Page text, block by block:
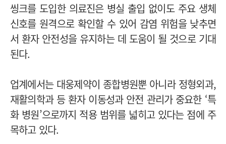
씽크를 도입한 의료진은 병실 출입 없이도 주요 생체
신호를 원격으로 확인할 수 있어 감염 위험을 낮추면
서 환자 안전성을 유지하는 데 도움이 될 것으로 기대
된다.
업계에서는 대웅제약이 종합병원뿐 아니라 정형외과,
재활의학과 등 환자 이동성과 안전 관리가 중요한 ‘특
화 병원’으로까지 적용 범위를 넓히고 있다는 점에 주
목하고 있다.